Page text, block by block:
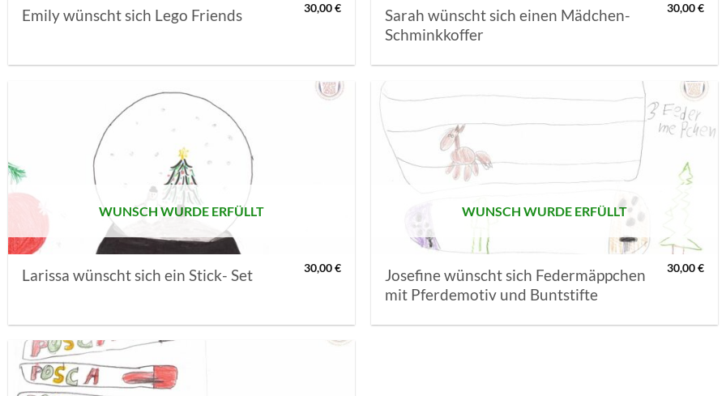
Emily wünscht sich Lego Friends 30,00€
Sarah wünscht sich einen Mädchen-
Schminkkoffer
30,00€
WUNSCH WURDE ERFÜLLT
Larissa wünscht sich ein Stick- Set 30,00€
AUF MEINE
MERKLISTE
WUNSCH WURDE ERFÜLLT
Josefine wünscht sich Federmäppchen
mit Pferdemotiv und Buntstifte
30,00€